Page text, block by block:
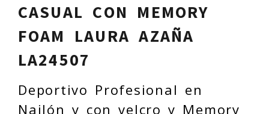
CASUAL CON MEMORY
FOAM LAURA AZAÑA
LA24507
Deportivo Profesional en
Nailón y con velcro y Memory